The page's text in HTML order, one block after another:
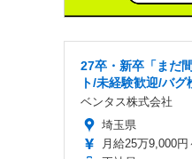
27卒・新卒「まだ
ト/未経験歓迎/バグ
ベンタス株式会社
埼玉県
月給25万9,000円